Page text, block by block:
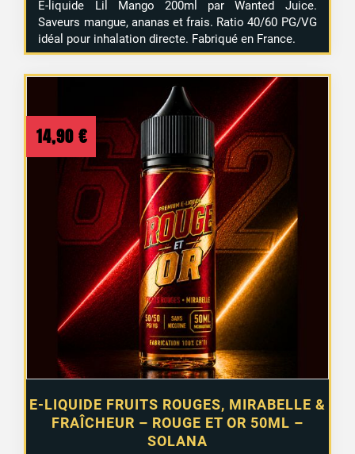
E-liquide Lil Mango 200ml par Wanted Juice.
Saveurs mangue, ananas et frais. Ratio 40/60 PG/VG
idéal pour inhalation directe. Fabriqué en France.
E-LIQUIDE FRUITS ROUGES, MIRABELLE &
FRAÎCHEUR – ROUGE ET OR 50ML –
SOLANA
14,90 €